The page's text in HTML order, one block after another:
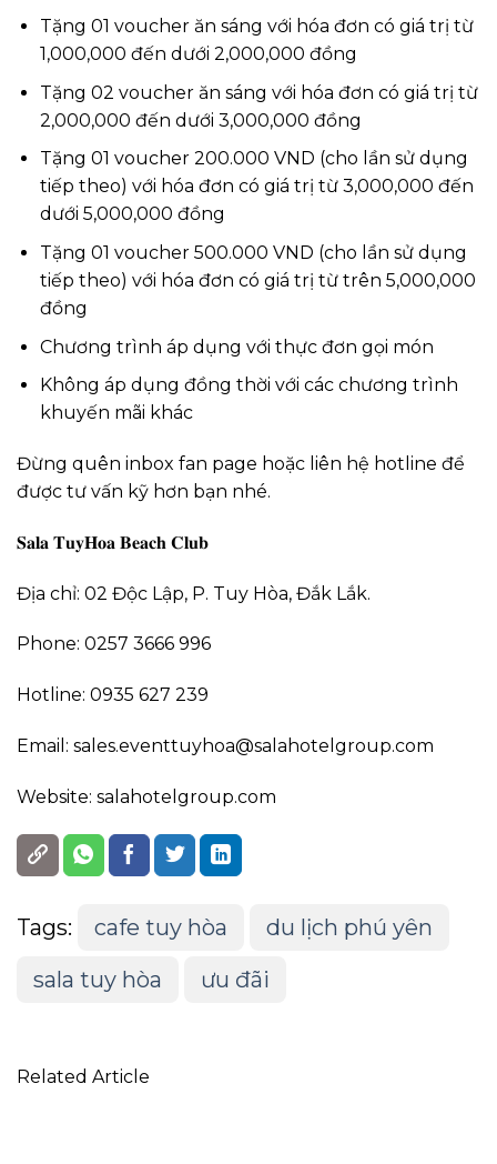
Tặng 01 voucher ăn sáng với hóa đơn có giá trị từ
1,000,000 đến dưới 2,000,000 đồng
Tặng 02 voucher ăn sáng với hóa đơn có giá trị từ
2,000,000 đến dưới 3,000,000 đồng
Tặng 01 voucher 200.000 VND (cho lần sử dụng
tiếp theo) với hóa đơn có giá trị từ 3,000,000 đến
dưới 5,000,000 đồng
Tặng 01 voucher 500.000 VND (cho lần sử dụng
tiếp theo) với hóa đơn có giá trị từ trên 5,000,000
đồng
Chương trình áp dụng với thực đơn gọi món
Không áp dụng đồng thời với các chương trình
khuyến mãi khác
Đừng quên inbox fan page hoặc liên hệ hotline để
được tư vấn kỹ hơn bạn nhé.
𝐒𝐚𝐥𝐚 𝐓𝐮𝐲𝐇𝐨𝐚 𝐁𝐞𝐚𝐜𝐡 𝐂𝐥𝐮𝐛
Địa chỉ: 02 Độc Lập, P. Tuy Hòa, Đắk Lắk.
Phone: 0257 3666 996
Hotline: 0935 627 239
Email: sales.eventtuyhoa@salahotelgroup.com
Website: salahotelgroup.com
Tags: cafe tuy hòa
du lịch phú yên
sala tuy hòa
ưu đãi
Related Article